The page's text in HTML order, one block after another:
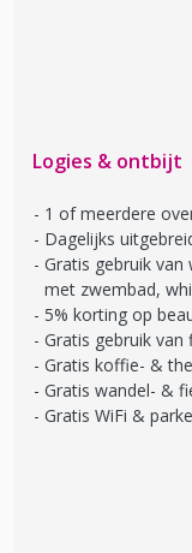
Logies & ontbijt
1 of meerdere
Dagelijks
Gratis gebruik van
met zwembad,
5% korting op
Gratis gebruik van
Gratis koffie- &
Gratis wandel- &
Gratis WiFi &